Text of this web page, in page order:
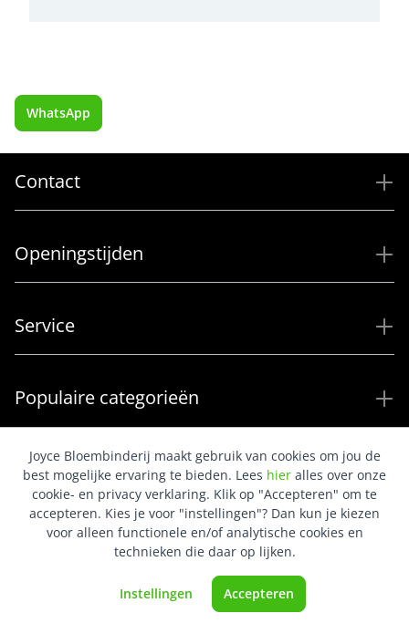
WhatsApp
Contact
Openingstijden
Service
Populaire categorieën
Goud SGS32608
Joyce Bloembinderij maakt gebruik van cookies om jou de
best mogelijke ervaring te bieden. Lees hier alles over onze
cookie- en privacy verklaring. Klik op "Accepteren" om te
accepteren. Kies je voor "instellingen"? Dan kun je kiezen
voor alleen functionele en/of analytische cookies en
technieken die daar op lijken.
Instellingen Accepteren